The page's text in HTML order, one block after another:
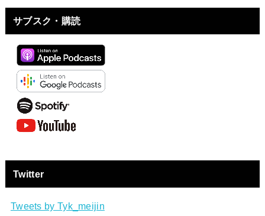
サブスク・購読
Twitter
Tweets by Tyk_meijin